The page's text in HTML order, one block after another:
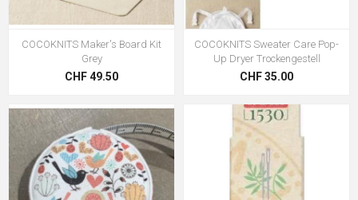
COCOKNITS Maker's Board Kit
Grey
CHF 49.50
COCOKNITS Sweater Care Pop-
Up Dryer Trockengestell
CHF 35.00